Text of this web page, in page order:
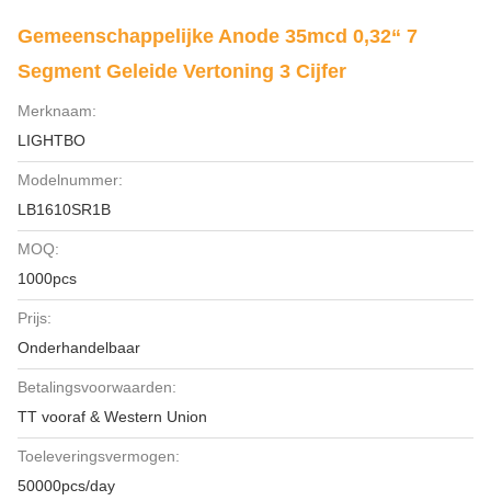
Gemeenschappelijke Anode 35mcd 0,32“ 7
Segment Geleide Vertoning 3 Cijfer
Merknaam:
LIGHTBO
Modelnummer:
LB1610SR1B
MOQ:
1000pcs
Prijs:
Onderhandelbaar
Betalingsvoorwaarden:
TT vooraf & Western Union
Toeleveringsvermogen:
50000pcs/day